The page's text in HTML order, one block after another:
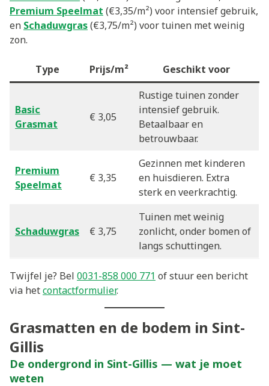
Premium Speelmat (€3,35/m²) voor intensief gebruik,
en Schaduwgras(€3,75/m²) voor tuinen met weinig
zon.
Type Prijs/m² Geschikt voor
Basic
Grasmat
€ 3,05
Rustige tuinen zonder
intensief gebruik.
Betaalbaar en
betrouwbaar.
Premium
Speelmat
€ 3,35
Gezinnen met kinderen
en huisdieren. Extra
sterk en veerkrachtig.
Schaduwgras € 3,75
Tuinen met weinig
zonlicht, onder bomen of
langs schuttingen.
Twijfel je? Bel 0031-858 000 771 of stuur een bericht
via hetcontactformulier.
Grasmatten en de bodem in Sint-
Gillis
De ondergrond in Sint-Gillis — wat je moet
weten